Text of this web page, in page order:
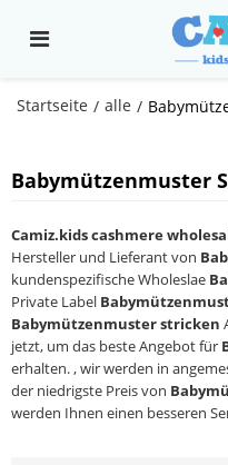
Startseite / alle /
Babymützenmuster
Camiz.kids cashmere
Hersteller und Lieferant von
kundenspezifische Wholeslae
Private Label
Babymützenmuster stricken
jetzt, um das beste Angebot für
erhalten. , wir werden in
der niedrigste Preis von
werden Ihnen einen besseren